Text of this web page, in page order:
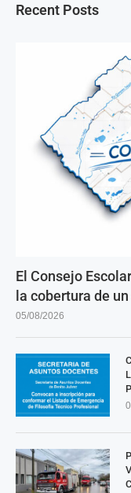
Recent Posts
El Consejo
la cobertura de
05/08/2026